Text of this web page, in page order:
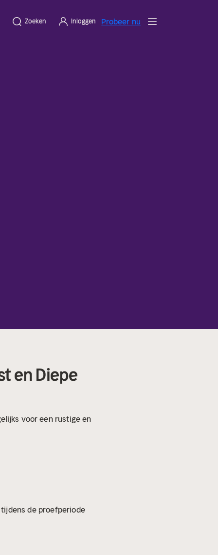
Zoeken Inloggen Probeer nu
en Diepe
voor een rustige en
de proefperiode